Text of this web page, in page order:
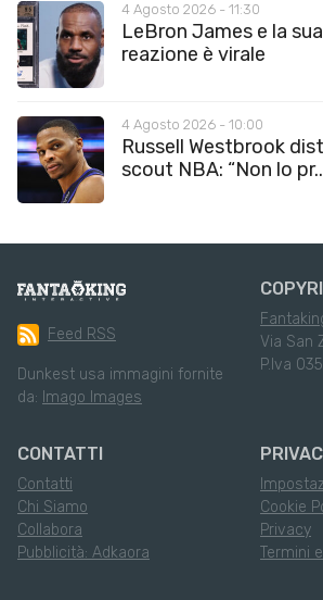
4 Agosto 2026 - 11:30
LeBron James e la
reazione è virale
4 Agosto 2026 - 10:00
Russell Westbrook
scout NBA: “Non lo
Feed RSS
Dunkest usa immagini fornite
da: Imago Images
Via San
P.Iva
CONTATTI
Contatti
Chi Siamo
Collabora
Pubblicità: Adkaora
Cookie
Privacy
Termini